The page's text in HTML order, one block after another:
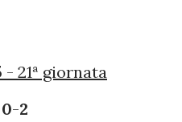
- 21ª giornata
0-2